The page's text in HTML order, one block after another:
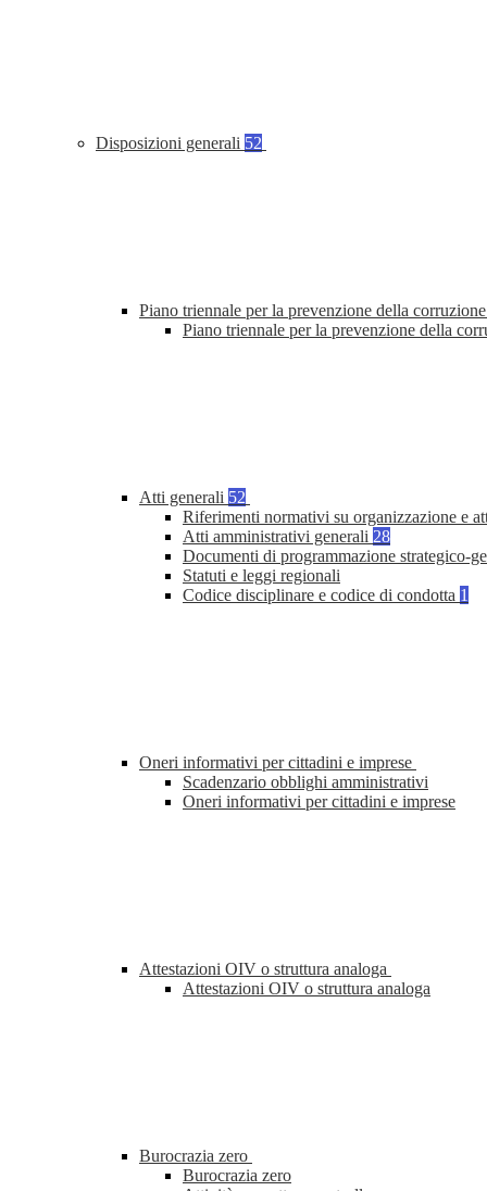
Disposizioni generali 52
Piano triennale per la prevenzione della
Piano triennale per la prevenzione della
Atti generali 52
Riferimenti normativi su organizzazione e
Atti amministrativi generali 28
Documenti di programmazione strategico-
Statuti e leggi regionali
Codice disciplinare e codice di condotta 1
Oneri informativi per cittadini e imprese
Scadenzario obblighi amministrativi
Oneri informativi per cittadini e imprese
Attestazioni OIV o struttura analoga
Attestazioni OIV o struttura analoga
Burocrazia zero
Burocrazia zero